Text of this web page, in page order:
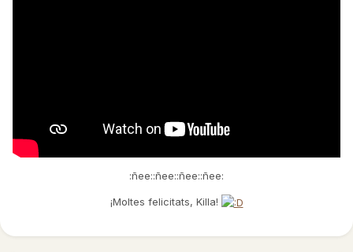
:ñee::ñee::ñee::ñee:
¡Moltes felicitats, Killa!